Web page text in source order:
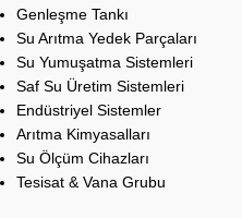
Genleşme Tankı
Su Arıtma Yedek Parçaları
Su Yumuşatma Sistemleri
Saf Su Üretim Sistemleri
Endüstriyel Sistemler
Arıtma Kimyasalları
Su Ölçüm Cihazları
Tesisat & Vana Grubu